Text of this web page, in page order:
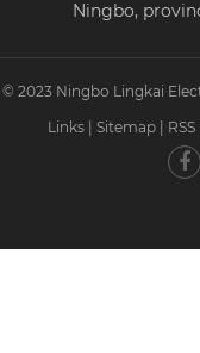
Ningbo,
2023 Ningbo Lingkai
Links
Sitemap RSS